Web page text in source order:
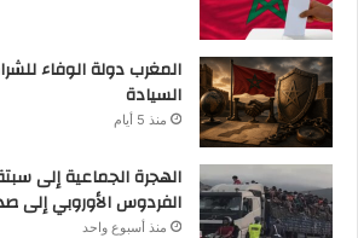
المغرب دولة الوفاء
السيادة
منذ 5 أيام
الهجرة الجماعية إلى
الفردوس الأوروبي إلى
منذ أسبوع واحد